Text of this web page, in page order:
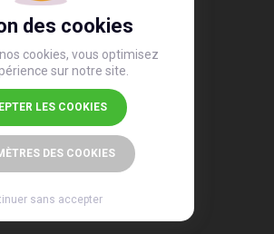
des cookies
cookies, vous optimisez
sur notre site.
LES COOKIES
DES COOKIES
sans accepter
4,4